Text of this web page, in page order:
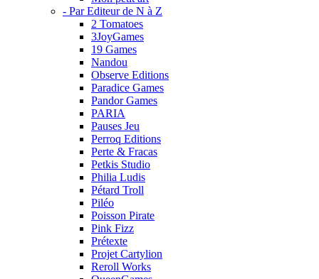
- Par Editeur de N à Z
2 Tomatoes
3JoyGames
19 Games
Nandou
Observe Editions
Paradice Games
Pandor Games
PARIA
Pauses Jeu
Perroq Editions
Perte & Fracas
Petkis Studio
Philia Ludis
Pétard Troll
Piléo
Poisson Pirate
Pink Fizz
Prétexte
Projet Cartylion
Reroll Works